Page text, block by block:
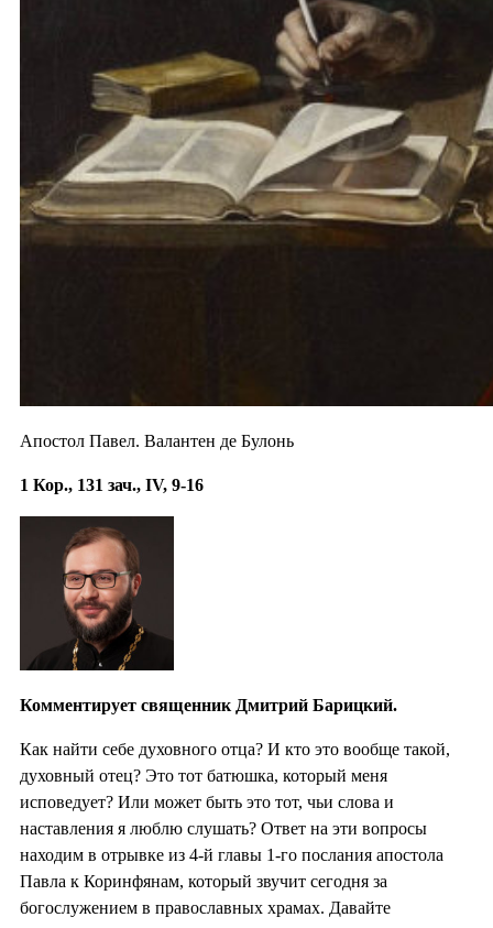
Апостол Павел. Валантен де Булонь
1 Кор., 131 зач., IV, 9-16
Комментирует священник Дмитрий Барицкий.
Как найти себе духовного отца? И кто это вообще такой,
духовный отец? Это тот батюшка, который меня
исповедует? Или может быть это тот, чьи слова и
наставления я люблю слушать? Ответ на эти вопросы
находим в отрывке из 4-й главы 1-го послания апостола
Павла к Коринфянам, который звучит сегодня за
богослужением в православных храмах. Давайте